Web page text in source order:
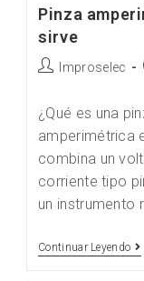
Pinza
sirve
Improselec
¿Qué es una
amperimétrica
combina un
corriente tipo
un instrumento
Continuar Leyendo